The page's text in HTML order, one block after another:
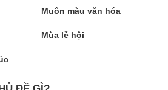
Muôn màu văn hóa
Mùa lễ hội